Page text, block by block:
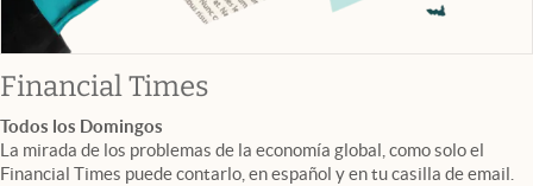
Financial Timesabre en nueva pestaña
Todos los Domingos
La mirada de los problemas de la economía global, como solo el
Financial Times puede contarlo, en español y en tu casilla de email.